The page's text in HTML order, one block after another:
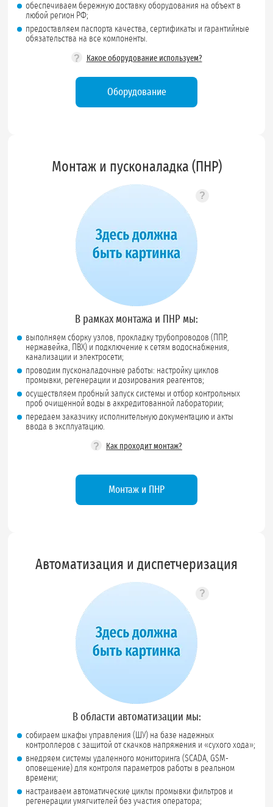
обеспечиваем бережную доставку оборудования на объект в
любой регион РФ;
предоставляем паспорта качества, сертификаты и гарантийные
обязательства на все компоненты.
? Какое оборудование используем?
Оборудование
Монтаж и пусконаладка (ПНР)
?Подсказка по
В рамках монтажа и ПНР мы:
выполняем сборку узлов, прокладку трубопроводов (ППР,
нержавейка, ПВХ) и подключение к сетям водоснабжения,
канализации и электросети;
проводим пусконаладочные работы: настройку циклов
промывки, регенерации и дозирования реагентов;
осуществляем пробный запуск системы и отбор контрольных
проб очищенной воды в аккредитованной лаборатории;
передаем заказчику исполнительную документацию и акты
ввода в эксплуатацию.
? Как проходит монтаж?
Монтаж и ПНР
Автоматизация и диспетчеризация
?Подсказка по
В области автоматизации мы:
собираем шкафы управления (ШУ) на базе надежных
контроллеров с защитой от скачков напряжения и «сухого хода»;
внедряем системы удаленного мониторинга (SCADA, GSM-
оповещение) для контроля параметров работы в реальном
времени;
настраиваем автоматические циклы промывки фильтров и
регенерации умягчителей без участия оператора;